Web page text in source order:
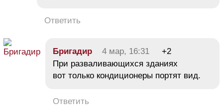
Ответить
Бригадир 4 мар, 16:31
+2
При разваливающихся зданиях
вот только кондиционеры портят вид.
Ответить